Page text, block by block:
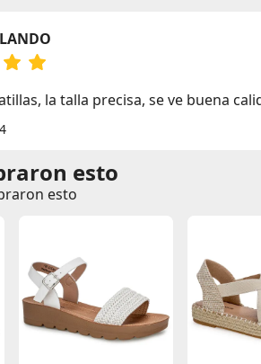
la talla precisa, se ve buena
esto
esto